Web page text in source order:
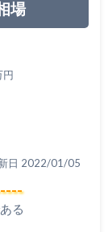
場
円
日 2022/01/05
る